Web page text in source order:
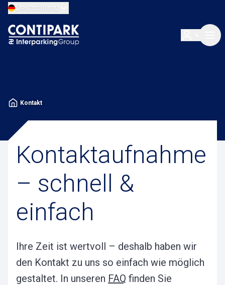
Deutschland
Kontakt
Kontaktaufnahme
– schnell &
einfach
Ihre Zeit ist wertvoll – deshalb haben wir
den Kontakt zu uns so einfach wie möglich
gestaltet. In unseren FAQ finden Sie